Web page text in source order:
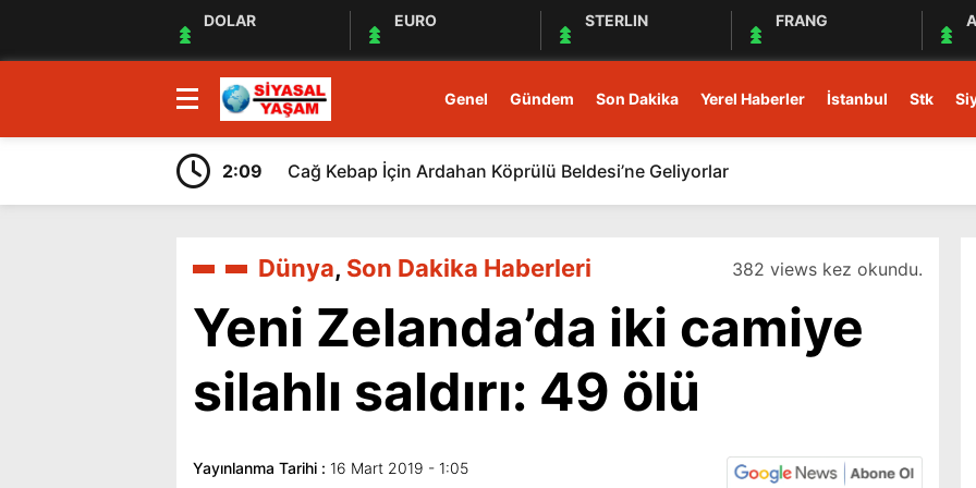
DOLAR EURO STERLIN FRANG
Genel Gündem Son Dakika Yerel Haberler İstanbul Stk
2:09 Cağ Kebap İçin Ardahan Köprülü Beldesi’ne Geliyorlar
Dünya, Son Dakika Haberleri 382 views kez okundu.
Yeni Zelanda’da iki camiye
silahlı saldırı: 49 ölü
Yayınlanma Tarihi : 16 Mart 2019 - 1:05